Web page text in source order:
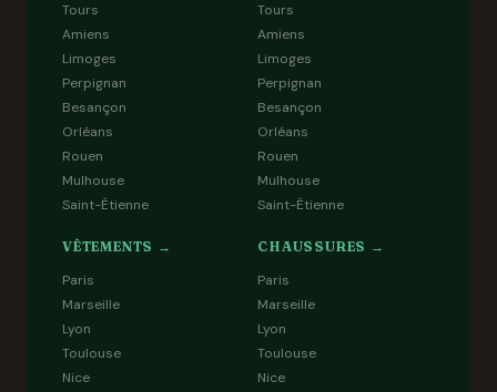
Tours
Amiens
Limoges
Perpignan
Besançon
Orléans
Rouen
Mulhouse
Saint-Étienne
Tours
Amiens
Limoges
Perpignan
Besançon
Orléans
Rouen
Mulhouse
Saint-Étienne
VÊTEMENTS →
Paris
Marseille
Lyon
Toulouse
Nice
CHAUSSURES →
Paris
Marseille
Lyon
Toulouse
Nice